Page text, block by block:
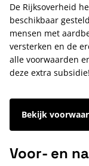
De Rijksoverheid
beschikbaar
mensen met
versterken en de
alle voorwaarden
deze extra subsidie!
Bekijk
Voor- en